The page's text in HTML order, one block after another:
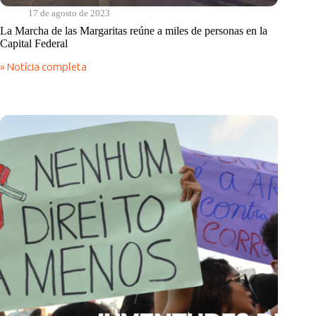
17 de agosto de 2023
La Marcha de las Margaritas reúne a miles de personas en la
Capital Federal
» Notícia completa
La
Margaritas
a
de
personas
en
la
Capital
Federal